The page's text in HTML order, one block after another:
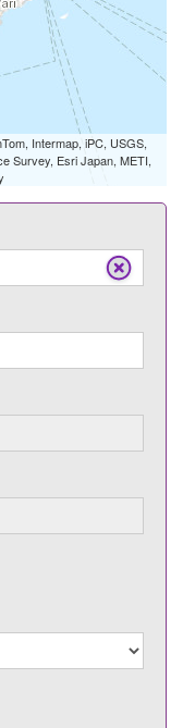
Intermap, iPC, USGS,
Survey, Esri Japan, METI,